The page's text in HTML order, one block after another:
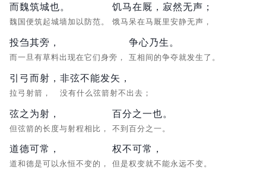
而魏筑城也。
魏国便筑起城墙加以防范。
饥马在厩，寂然无声；
饿马呆在马厩里安静无声，
投刍其旁，
而一旦有草料出现在它们身旁，
争心乃生。
互相间的争夺就发生了。
引弓而射，
拉弓射箭，
非弦不能发矢，
没有什么弦箭射不出去；
弦之为射，
但弦箭的长度与射程相比，
百分之一也。
不到百分之一。
道德可常，
道和德是可以永恒不变的，
权不可常，
但是权变就不能永远不变。